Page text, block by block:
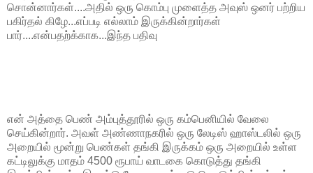
சொன்னார்கள்....அதில் ஒரு கொம்பு முளைத்த அவுஸ் ஒனர் பற்றிய
பகிர்தல் கிழே...எப்படி எல்லாம் இருக்கின்றார்கள்
பார்....என்பதற்க்காக...இந்த பதிவு
என் அத்தை பெண் அம்புத்தூரில் ஒரு கம்பெனியில் வேலை
செய்கின்றார். அவள் அண்ணாநகரில் ஒரு லேடிஸ் ஹாஸ்டலில் ஒரு
அறையில் மூன்று பெண்கள் தங்கி இருக்கம் ஒரு அறையில் உள்ள
கட்டிலுக்கு மாதம் 4500 ரூபாய் வாடகை கொடுத்து தங்கி